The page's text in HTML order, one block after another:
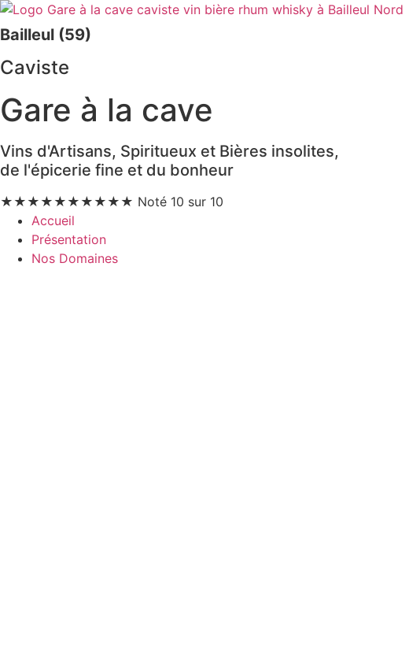
Bailleul (59)
Caviste
Gare à la cave
Vins d'Artisans, Spiritueux et Bières insolites,
de l'épicerie fine et du bonheur
★ ★ ★ ★ ★ ★ ★ ★ ★ ★ Noté 10 sur 10
Accueil
Présentation
Nos Domaines